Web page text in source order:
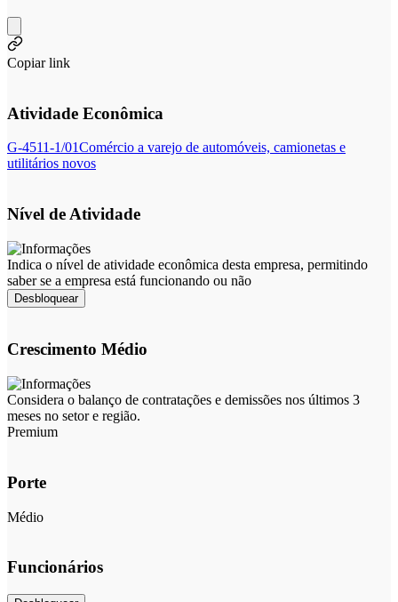
Copiar link
Atividade Econômica
G-4511-1/01Comércio a varejo de automóveis, camionetas e
utilitários novos
Nível de Atividade
Indica o nível de atividade econômica desta empresa, permitindo
saber se a empresa está funcionando ou não
Desbloquear
Crescimento Médio
Considera o balanço de contratações e demissões nos últimos 3
meses no setor e região.
Premium
Porte
Médio
Funcionários